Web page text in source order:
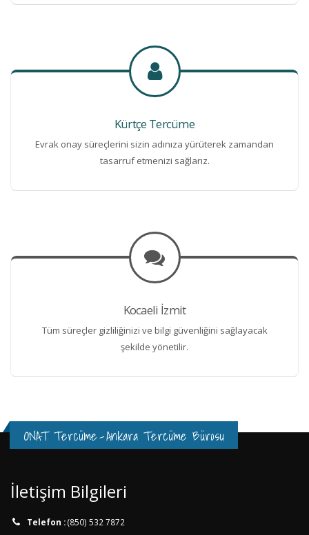
Kürtçe Tercüme
Evrak onay süreçlerini sizin adınıza yürüterek zamandan
tasarruf etmenizi sağlarız.
Kocaeli İzmit
Tüm süreçler gizliliğinizi ve bilgi güvenliğini sağlayacak
şekilde yönetilir.
ONAT Tercüme-Ankara Tercüme Bürosu
İletişim Bilgileri
Telefon :(850) 532 7872